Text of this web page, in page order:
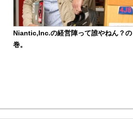
Niantic,Inc.の経営陣って誰やねん？の
巻。